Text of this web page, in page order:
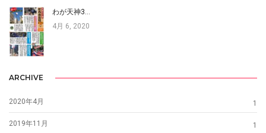
わが天神3…
4月 6, 2020
ARCHIVE
2020年4月 1
2019年11月 1